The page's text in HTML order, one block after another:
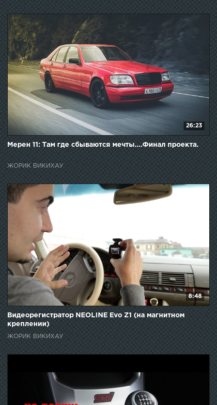
26:23
Мерен 11: Там где сбываются мечты....Финал проекта.
ЖОРИК ВИКИХАУ
8:48
Видеорегистратор NEOLINE Evo Z1 (на магнитном
креплении)
ЖОРИК ВИКИХАУ